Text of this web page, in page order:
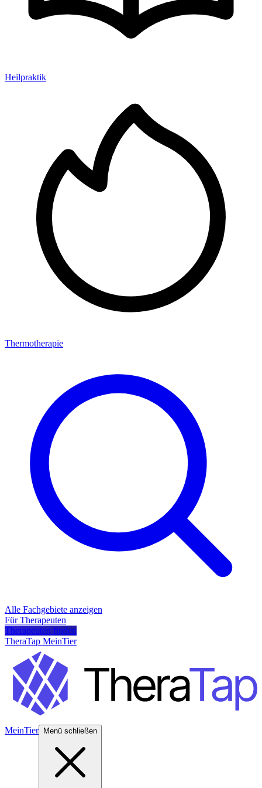
Heilpraktik
Thermotherapie
Alle Fachgebiete anzeigen
Für Therapeuten
Therapeuten finden
TheraTap MeinTier
MeinTier Menü schließen